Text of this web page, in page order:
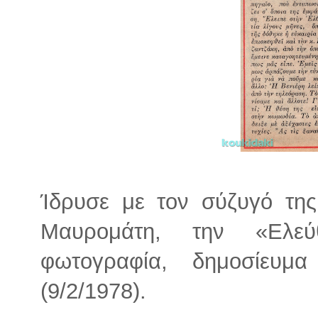
Ίδρυσε με τον σύζυγό
Μαυρομάτη, την
φωτογραφία,
(9/2/1978).